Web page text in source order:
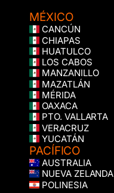
MÉXICO
CANCÚN
CHIAPAS
HUATULCO
LOS CABOS
MANZANILLO
MAZATLÁN
MÉRIDA
OAXACA
PTO. VALLARTA
VERACRUZ
YUCATÁN
PACÍFICO
AUSTRALIA
NUEVA ZELANDA
POLINESIA